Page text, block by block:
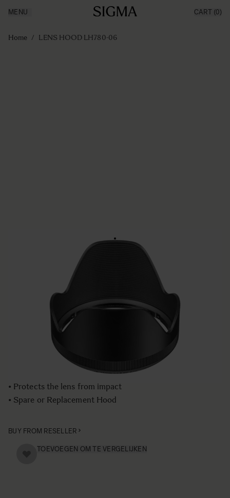
Producten
Inspiratie
MENU CART (0)
Home / LENS HOOD LH780-06
LENS HOOD LH780-06
• Lens Hood compatible with the SIGMA 18-35mm F1.8
DC HSM | Art lens
• Blocks stray light from entering the lens
• Protects the lens from impact
• Spare or Replacement Hood
BUY FROM RESELLER
TOEVOEGEN OM TE VERGELIJKEN